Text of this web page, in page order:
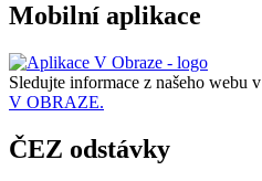
Mobilní aplikace
Sledujte informace z našeho webu v
V OBRAZE.
ČEZ odstávky